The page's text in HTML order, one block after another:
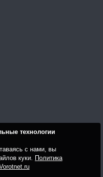
технологии
с нами, вы
куки. Политика